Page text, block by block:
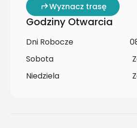
Wyznacz trasę
Godziny Otwarcia
Dni Robocze
Sobota
Niedziela